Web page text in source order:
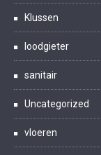
Klussen
loodgieter
sanitair
Uncategorized
vloeren